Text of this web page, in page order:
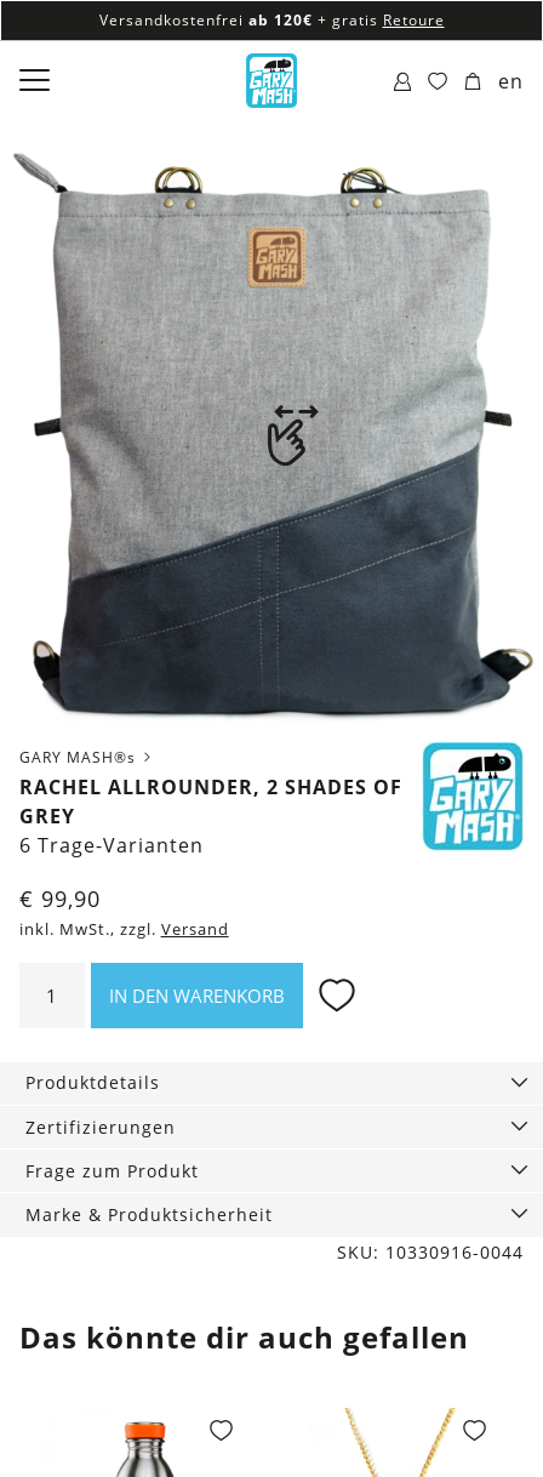
Versandkostenfrei ab 120€ + gratis Retoure
100% veganes & fair produziertes Sortiment
Versandkostenfrei ab 120€
en
GARY MASH®s
RACHEL ALLROUNDER, 2 SHADES OF
GREY
6 Trage-Varianten
€ 99,90
inkl. MwSt., zzgl. Versand
Allrounder,
of
Grey
IN DEN WARENKORB
Produktdetails
Zertifizierungen
Frage zum Produkt
Marke & Produktsicherheit
SKU: 10330916-0044
Das könnte dir auch gefallen